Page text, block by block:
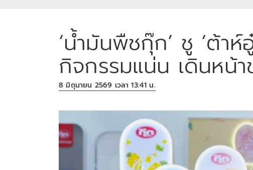
‘น้ำมันพืชกุ๊ก’ ชู ‘ต้า
กิจกรรมแน่น เดินหน้
8 มิถุนายน 2569 เวลา 13:41 น.